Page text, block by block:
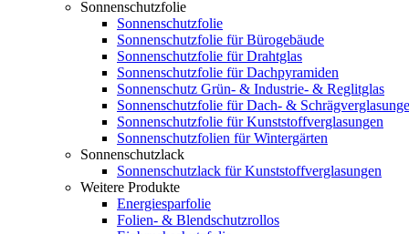
Sonnenschutzfolie
Sonnenschutzfolie
Sonnenschutzfolie für Bürogebäude
Sonnenschutzfolie für Drahtglas
Sonnenschutzfolie für Dachpyramiden
Sonnenschutz Grün- & Industrie- & Reglitglas
Sonnenschutzfolie für Dach- &
Sonnenschutzfolie für Kunststoffverglasungen
Sonnenschutzfolien für Wintergärten
Sonnenschutzlack
Sonnenschutzlack für Kunststoffverglasungen
Weitere Produkte
Energiesparfolie
Folien- & Blendschutzrollos